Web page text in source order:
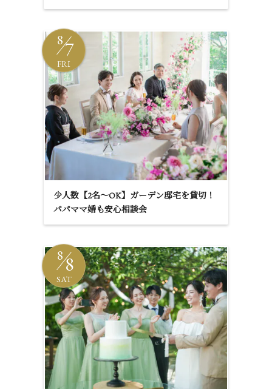
87
FRI
少人数【2名～OK】ガーデン邸宅を貸切！
パパママ婚も安心相談会
88
SAT